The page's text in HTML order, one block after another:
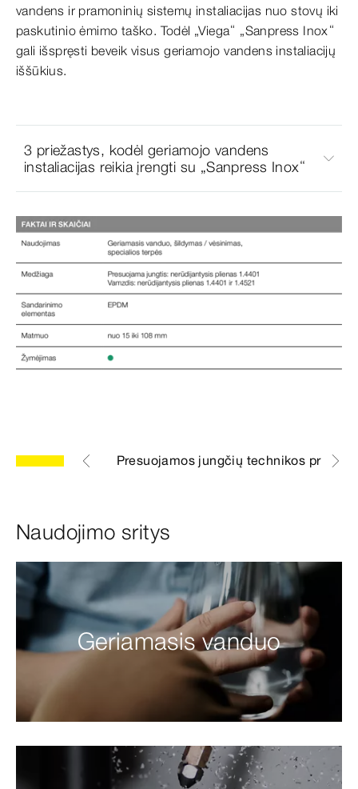
vandens ir pramoninių sistemų instaliacijas nuo stovų iki
paskutinio ėmimo taško. Todėl „Viega“ „Sanpress Inox“
gali išspręsti beveik visus geriamojo vandens instaliacijų
iššūkius.
3 priežastys, kodėl geriamojo vandens
instaliacijas reikia įrengti su „Sanpress Inox“
funkcijos Presuojamos jungčių technikos
Naudojimo sritys
Geriamasis vanduo